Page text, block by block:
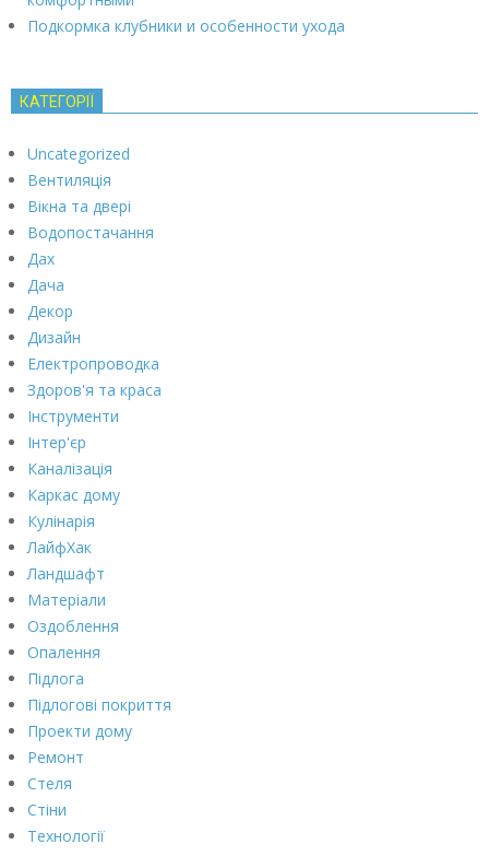
Подкормка клубники и особенности ухода
КАТЕГОРІЇ
Uncategorized
Вентиляція
Вікна та двері
Водопостачання
Дах
Дача
Декор
Дизайн
Електропроводка
Здоров'я та краса
Інструменти
Інтер'єр
Каналізація
Каркас дому
Кулінарія
ЛайфХак
Ландшафт
Матеріали
Оздоблення
Опалення
Підлога
Підлогові покриття
Проекти дому
Ремонт
Стеля
Стіни
Технології